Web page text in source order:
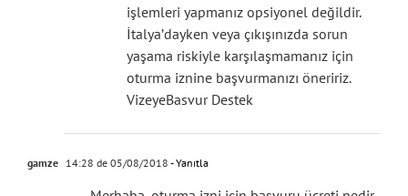
işlemleri yapmanız opsiyonel değildir.
İtalya’dayken veya çıkışınızda sorun
yaşama riskiyle karşılaşmamanız için
oturma iznine başvurmanızı öneririz.
VizeyeBasvur Destek
gamze 14:28 de 05/08/2018 - Yanıtla